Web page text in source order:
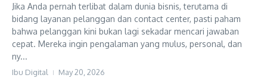
Jika Anda pernah terlibat dalam dunia bisnis, terutama di
bidang layanan pelanggan dan contact center, pasti paham
bahwa pelanggan kini bukan lagi sekadar mencari jawaban
cepat. Mereka ingin pengalaman yang mulus, personal, dan
ny...
Ibu Digital May 20, 2026